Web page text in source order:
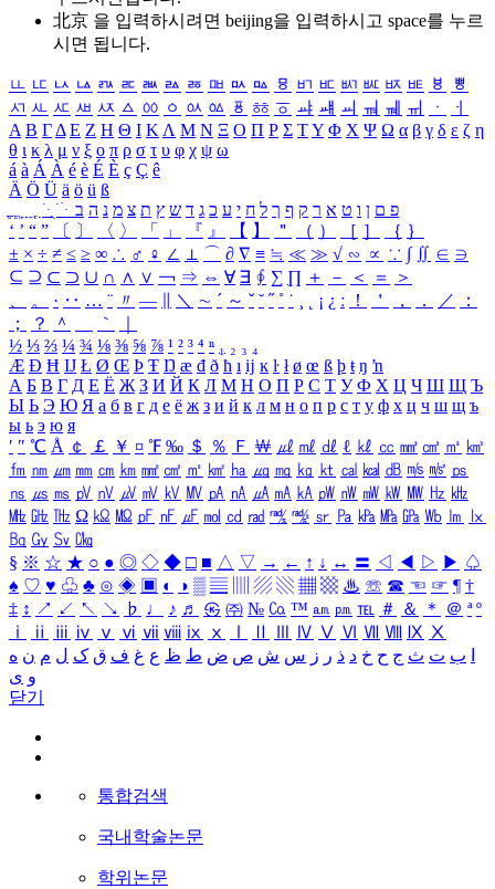
北京 을 입력하시려면 beijing을 입력하시고 space를 누르
시면 됩니다.
ㅥ ㅦ ㅧ ㅨ ㅩ ㅪ ㅫ ㅬ ㅭ ㅮ ㅯ ㅰ ㅱ ㅲ ㅳ ㅴ ㅵ ㅶ ㅷ ㅸ
ㅹ
ㅺ ㅻ ㅼ ㅽ ㅾ ㅿ ㆀ ㆁ ㆂ ㆃ ㆄ ㆅ ㆆ ㆇ ㆈ ㆉ ㆊ ㆋ ㆌ ㆍ
ㆎ
Α Β ΓΔ Ε Ζ Η Θ Ι ΚΛ Μ Ν Ξ Ο Π Ρ Σ ΤΥ Φ Χ Ψ Ω α β γ δ ε ζ η
θ ι κ λ μ ν ξ ο π ρ σ τ υ φ χ ψ ω
á à Á À é è É È ç Ç ê
Ä Ö Ü ä ö ü ß
ִֶֹ ֻּ ׁׂ פ ם ן ו ט א ר ק ף ך ל ח י ע כ ג ד ש ץ ת צ מ נ ה ב
‘ ’ “ ” 〔 〕 〈 〉 「 」 『 』 【 】 ＂ （ ） ［ ］ ｛ ｝
± × ÷ ≠ ≤ ≥ ∞ ∴ ♂ ♀ ∠ ⊥ ⌒ ∂ ∇ ≡ ≒ ≪ ≫ √ ∽ ∝ ∵ ∫ ∬ ∈ ∋
⊆ ⊇ ⊂ ⊃ ∪ ∩ ∧ ∨ ￢ ⇒ ⇔ ∀ ∃ ∮ ∑ ∏ ＋ － ＜ ＝
＞
、
。 · ‥ … ¨ 〃 ― ＼ ∼ ´ ～ ˇ ˘ ˝ ˚ ˙ ¸ ¡ ¿ ː ！ ＇ ， ． ／
：
；
？ ＾ ｀
½ ⅓ ⅔ ¼ ¾ ⅛ ⅜ ⅝ ⅞ ¹ ² ³ ⁴ ⁿ ₁ ₂ ₃ ₄
Æ Ð Ħ Ĳ Ł Ø Œ Þ Ŧ Ŋ æ đ ð ħ ı ĳ ĸ ŀ ł ø œ ß þ ŧ ŋ ŉ
А Б В Г Д Е Ё Ж З И Й К Л М Н О П Р С Т У Ф Х Ц Ч Ш Щ Ъ
Ы Ь Э Ю Я а б в г д е ё ж з и й к л м н о п р с т у ф х ц ч ш щ ъ
ы ь э ю я
′ ″ ℃ Å ￠ ￡ ￥ ¤ ℉ ‰ ＄ ％ Ｆ ￦ ㎕ ㎖ ㎗ ℓ ㎘ ㏄ ㎣ ㎤ ㎥ ㎦
㎙ ㎚ ㎛ ㎜ ㎝ ㎞ ㎟ ㎠ ㎡ ㎢ ㏊ ㎍ ㎎ ㎏ ㏏ ㎈ ㎉ ㏈ ㎧ ㎨ ㎰
㎱ ㎲ ㎳ ㎴ ㎵ ㎶ ㎷ ㎸ ㎹ ㎀ ㎁ ㎂ ㎃ ㎄ ㎺ ㎻ ㎽ ㎾ ㎿ ㎐ ㎑
㎒ ㎓ ㎔ Ω ㏀ ㏁ ㎊ ㎋ ㎌ ㏖ ㏅ ㎭ ㎮ ㎯ ㏛ ㎩ ㎪ ㎫ ㎬ ㏝ ㏐
㏓
㏃ ㏉ ㏜ ㏆
§ ※ ☆ ★ ○ ● ◎ ◇ ◆ □ ■ △ ▽ → ← ↑ ↓ ↔ 〓 ◁ ◀ ▷ ▶ ♤
♠ ♡ ♥ ♧ ♣ ⊙ ◈ ▣ ◐ ◑ ▒ ▤ ▨ ▧ ▦ ▩ ♨ ☏ ☎ ☜ ☞ ¶ †
‡ ↕ ↗ ↙ ↖ ↘ ♭ ♩ ♪ ♬ ㉿ ㈜ № ㏇ ™ ㏂ ㏘ ℡ ＃ ＆ ＊ ＠ ª º
ⅰ
ⅱ ⅲ ⅳ ⅴ ⅵ ⅶ ⅷ ⅸ ⅹ Ⅳ Ⅴ Ⅵ Ⅶ Ⅷ Ⅸ Ⅹ
ب ت ث ج ح خ د ذ ر ز س ش ص ض ط ظ ع غ ف ق ک ل م ن ه
و ی
닫기
통합검색
국내학술논문
학위논문